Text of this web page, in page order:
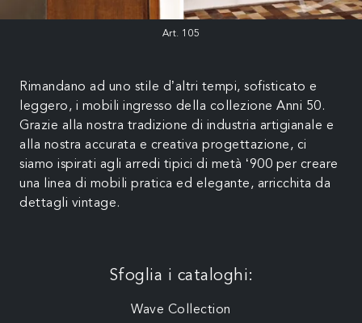
Art. 105
Rimandano ad uno stile d’altri tempi, sofisticato e
leggero, i mobili ingresso della collezione Anni 50.
Grazie alla nostra tradizione di industria artigianale e
alla nostra accurata e creativa progettazione, ci
siamo ispirati agli arredi tipici di metà ‘900 per creare
una linea di mobili pratica ed elegante, arricchita da
dettagli vintage.
Sfoglia i cataloghi:
Wave Collection